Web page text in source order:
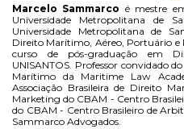
Marcelo Sammarco é mestre
Universidade Metropolitana de
Universidade Metropolitana de
Direito Marítimo, Aéreo, Portuário e
curso de pós-graduação em
UNISANTOS. Professor convidado
Marítimo da Maritime Law
Associação Brasileira de Direito
Marketing do CBAM - Centro
do CBAM - Centro Brasileiro de
Sammarco Advogados.